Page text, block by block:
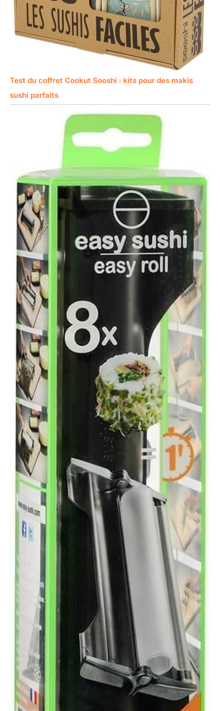
Test du coffret Cookut Sooshi : kits pour des makis
sushi parfaits